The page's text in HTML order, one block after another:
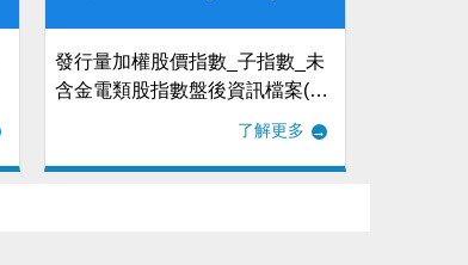
發行量加權股價指數_子指數_未
含金電類股指數盤後資訊檔案(新
版)_當日成分股檔及追蹤檔
了解更多